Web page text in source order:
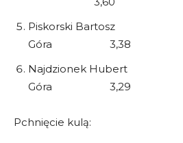
Piskorski Bartosz
Góra 3,38
Najdzionek Hubert
Góra
Pchnięcie kulą: